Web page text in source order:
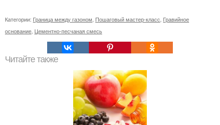
Категории: Граница между газоном Пошаговый мастер-класс Гравийное
основание Цементно-песчаная смесь
Читайте также